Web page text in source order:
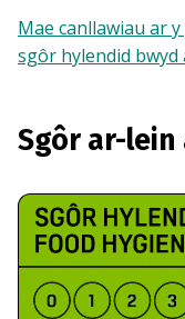
Mae canllawiau ar
sgôr hylendid bwyd
Sgôr ar-lein